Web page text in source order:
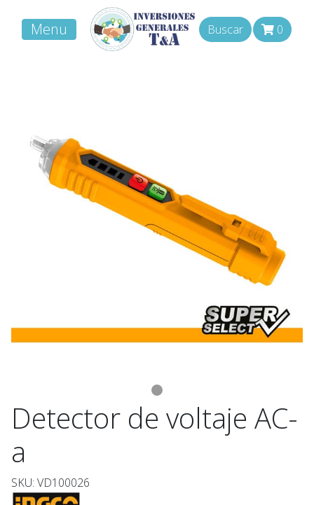
Menu Buscar 0
Detector de voltaje AC-
a
SKU: VD100026